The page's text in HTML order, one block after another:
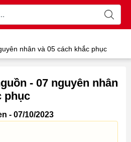
nhân và 05 cách khắc phục
- 07 nguyên nhân
phục
- 07/10/2023